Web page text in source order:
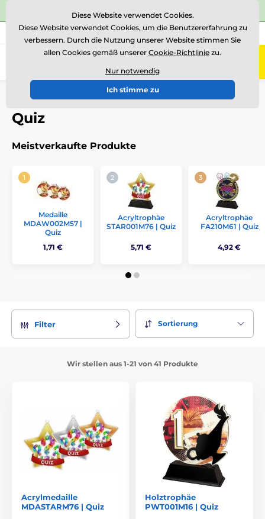
⭐Siehe 504 verifizierte Bewertungen auf
Rufen Sie uns an (Mo-Fr 15-18) +43 676 361 37 22
0
Einführung Auszeichnungen nach Thema
Quiz
Meistverkaufte Produkte
Medaille
MDAW002M57 |
Quiz
1,71 €
Acryltrophäe
STAR001M76 | Quiz
5,71 €
Acryltrophäe
FA210M61 | Quiz
4,92 €
Filter Sortierung
Wir stellen aus 1-21 von 41 Produkte
Acrylmedaille
MDASTARM76 | Quiz
Holztrophäe
PWT001M16 | Quiz
Diese Website verwendet Cookies.
Diese Website verwendet Cookies, um die Benutzererfahrung zu
verbessern. Durch die Nutzung unserer Website stimmen Sie
allen Cookies gemäß unserer Cookie-Richtlinie zu.
Nur notwendig
Ich stimme zu